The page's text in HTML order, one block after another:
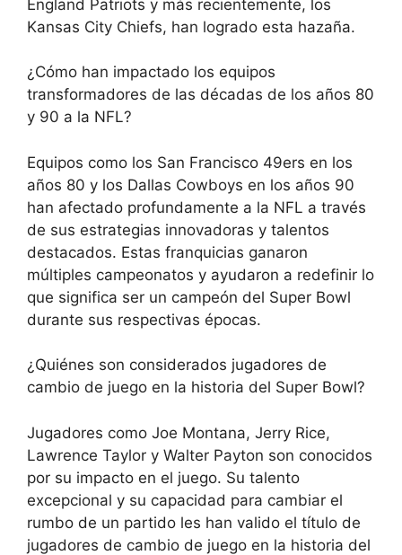
England Patriots y más recientemente, los
Kansas City Chiefs, han logrado esta hazaña.
¿Cómo han impactado los equipos
transformadores de las décadas de los años 80
y 90 a la NFL?
Equipos como los San Francisco 49ers en los
años 80 y los Dallas Cowboys en los años 90
han afectado profundamente a la NFL a través
de sus estrategias innovadoras y talentos
destacados. Estas franquicias ganaron
múltiples campeonatos y ayudaron a redefinir lo
que significa ser un campeón del Super Bowl
durante sus respectivas épocas.
¿Quiénes son considerados jugadores de
cambio de juego en la historia del Super Bowl?
Jugadores como Joe Montana, Jerry Rice,
Lawrence Taylor y Walter Payton son conocidos
por su impacto en el juego. Su talento
excepcional y su capacidad para cambiar el
rumbo de un partido les han valido el título de
jugadores de cambio de juego en la historia del